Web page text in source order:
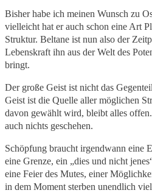
Bisher habe ich meinen Wunsch zu
vielleicht hat er auch schon eine Art
Struktur. Beltane ist nun also der
Lebenskraft ihn aus der Welt des
bringt.
Der große Geist ist nicht das
Geist ist die Quelle aller möglichen
davon gewählt wird, bleibt alles
auch nichts geschehen.
Schöpfung braucht irgendwann eine
eine Grenze, ein „dies und nicht
eine Feier des Mutes, einer
in dem Moment sterben unendlich